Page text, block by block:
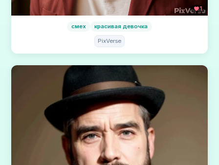
1
смех красивая девочка
PixVerse